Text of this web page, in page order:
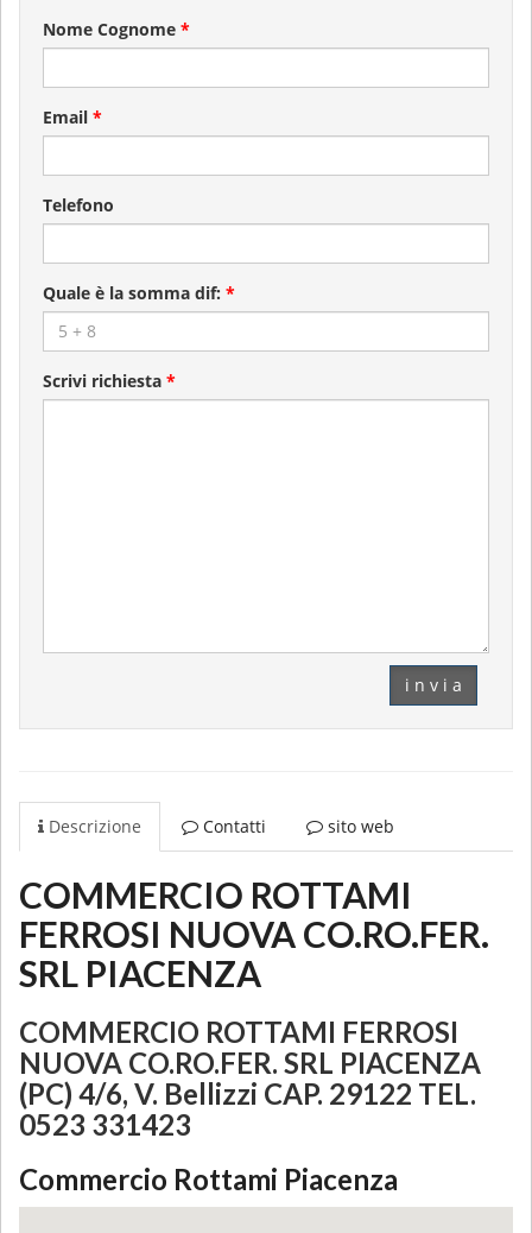
Nome Cognome *
Email *
Telefono
Quale è la somma dif: *
Scrivi richiesta *
i n v i a
Descrizione Contatti sito web
COMMERCIO ROTTAMI
FERROSI NUOVA CO.RO.FER.
SRL PIACENZA
COMMERCIO ROTTAMI FERROSI
NUOVA CO.RO.FER. SRL PIACENZA
(PC) 4/6, V. Bellizzi CAP. 29122 TEL.
0523 331423
Commercio Rottami Piacenza